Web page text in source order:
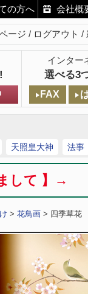
の方へ 会社概
ージ ログアウト
インター
選べる3
FAX
天照皇大神 法事
まして 】→
> 花鳥画 > 四季草